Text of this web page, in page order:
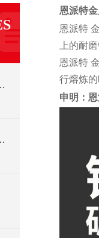
边角料锤式撕碎机
因素与考虑要点
恩派特
恩派特
上的耐
恩派特
行熔炼
申明：